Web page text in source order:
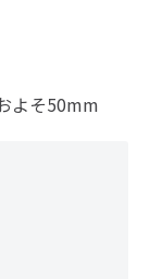
よそ50mm